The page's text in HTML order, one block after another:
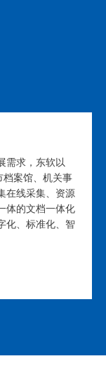
需求，东软以
档案馆、机关事
在线采集、资源
体的文档一体化
化、标准化、智